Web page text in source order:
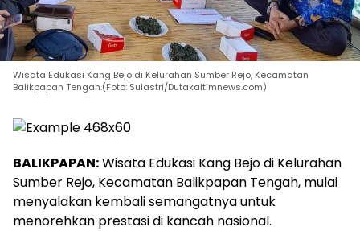
Wisata Edukasi Kang Bejo di Kelurahan Sumber Rejo, Kecamatan
Balikpapan Tengah.(Foto: Sulastri/Dutakaltimnews.com)
BALIKPAPAN:Wisata Edukasi Kang Bejo di Kelurahan
Sumber Rejo, Kecamatan Balikpapan Tengah, mulai
menyalakan kembali semangatnya untuk
menorehkan prestasi di kancah nasional.